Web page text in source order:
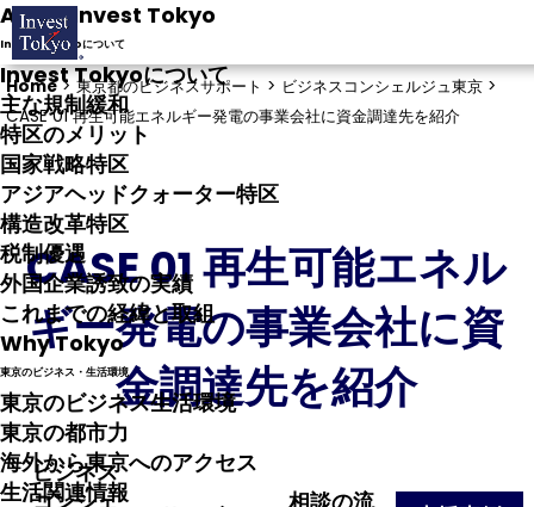
About Invest Tokyo
Invest Tokyoについて
Invest Tokyoについて
主な規制緩和
特区のメリット
国家戦略特区
アジアヘッドクォーター特区
構造改革特区
税制優遇
外国企業誘致の実績
これまでの経緯と取組
Why Tokyo
東京のビジネス・生活環境
東京のビジネス生活環境
東京の都市力
海外から東京へのアクセス
生活関連情報
Home> 東京都のビジネスサポート > ビジネスコンシェルジュ東京 >
CASE 01 再生可能エネルギー発電の事業会社に資金調達先を紹介
CASE 01 再生可能エネル
ギー発電の事業会社に資
金調達先を紹介
ビジネス